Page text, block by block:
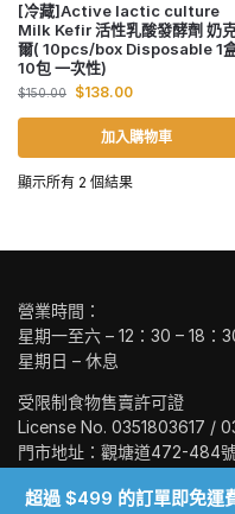
[冷藏]Active lactic culture
Milk Kefir 活性乳酸發酵劑 奶
爾( 10pcs/box Disposable 1
10包 一次性)
$150.00 $138.00
加入購物車
顯示所有 2 個結果
營業時間：
星期一至六 – 12：30 – 18：
星期日 – 休息
受限制食物售賣許可證
License No. 0351803617 /
門市地址：觀塘道472-484
Kwun Tong Road,
超過 $499 的訂單即免運